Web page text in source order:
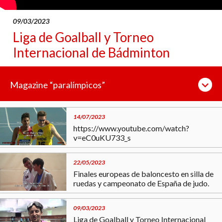
09/03/2023
Liga de Goalball y Torneo
Internacional de Bádminton
Magazine “paralímpicos”
14/07/2023
https://www.youtube.com/watch?
v=eC0uKU733_s
22/05/2023
Finales europeas de baloncesto en silla de
ruedas y campeonato de España de judo.
09/03/2023
Liga de Goalball y Torneo Internacional